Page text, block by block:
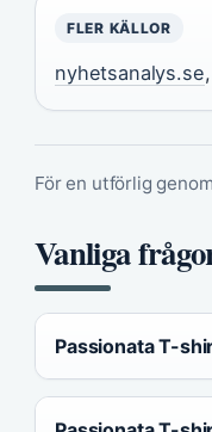
FLER KÄLLOR
nyhetsanalys.se,
För en utförlig
Vanliga
Passionata T-